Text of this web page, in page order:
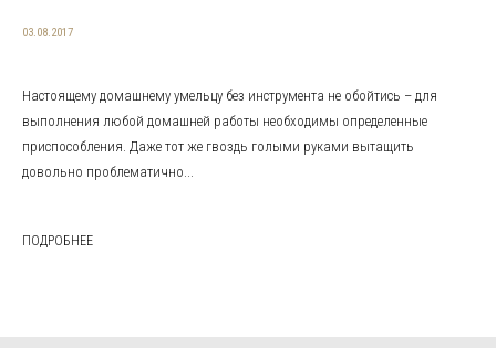
03.08.2017
Настоящему домашнему умельцу без инструмента не обойтись – для
выполнения любой домашней работы необходимы определенные
приспособления. Даже тот же гвоздь голыми руками вытащить
довольно проблематично...
ПОДРОБНЕЕ